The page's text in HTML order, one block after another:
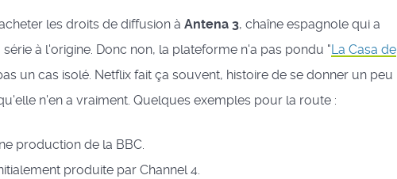
les droits de diffusion àAntena 3, chaîne espagnole qui a
à l'origine. Donc non, la plateforme n'a pas pondu "La Casa de
un cas isolé. Netflix fait ça souvent, histoire de se donner un peu
n'en a vraiment. Quelques exemples pour la route :
production de la BBC.
produite par Channel 4.